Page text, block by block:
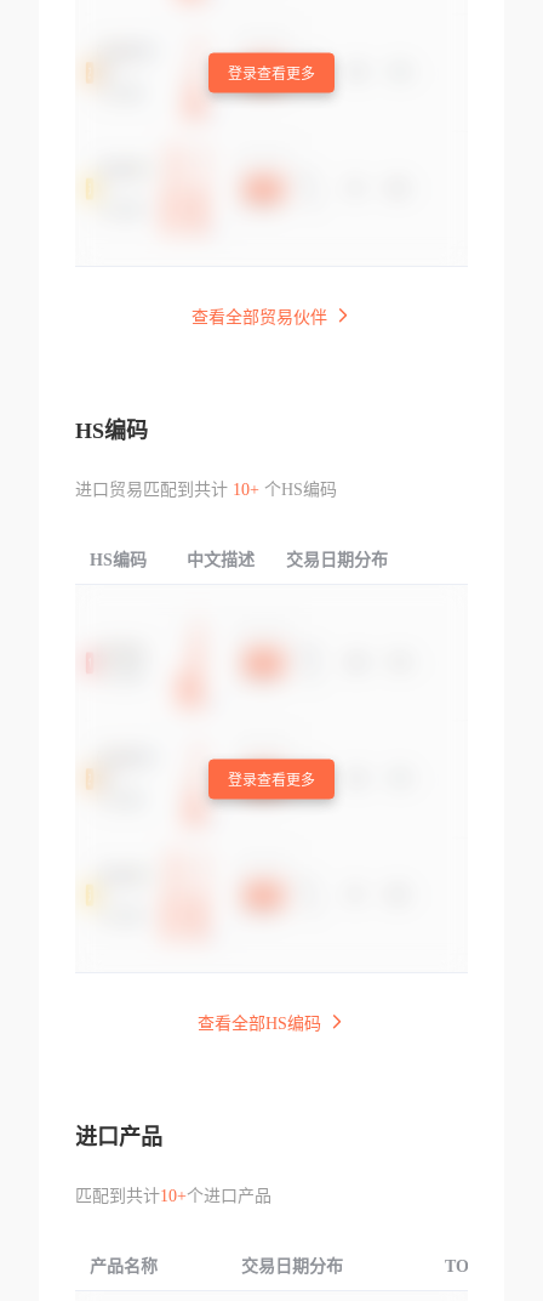
登录查看更多
查看全部贸易伙伴
HS编码
进口贸易匹配到共计 10+个HS编码
HS编码 中文描述 交易日期分布
登录查看更多
查看全部HS编码
进口产品
匹配到共计10+个进口产品
产品名称 交易日期分布 TOP3交易国